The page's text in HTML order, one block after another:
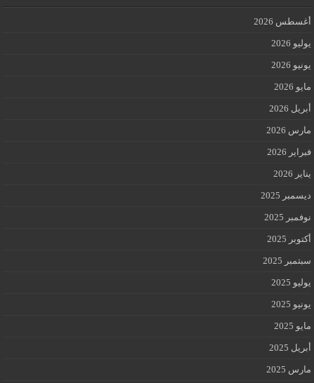
أغسطس 2026
يوليو 2026
يونيو 2026
مايو 2026
أبريل 2026
مارس 2026
فبراير 2026
يناير 2026
ديسمبر 2025
نوفمبر 2025
أكتوبر 2025
سبتمبر 2025
يوليو 2025
يونيو 2025
مايو 2025
أبريل 2025
مارس 2025